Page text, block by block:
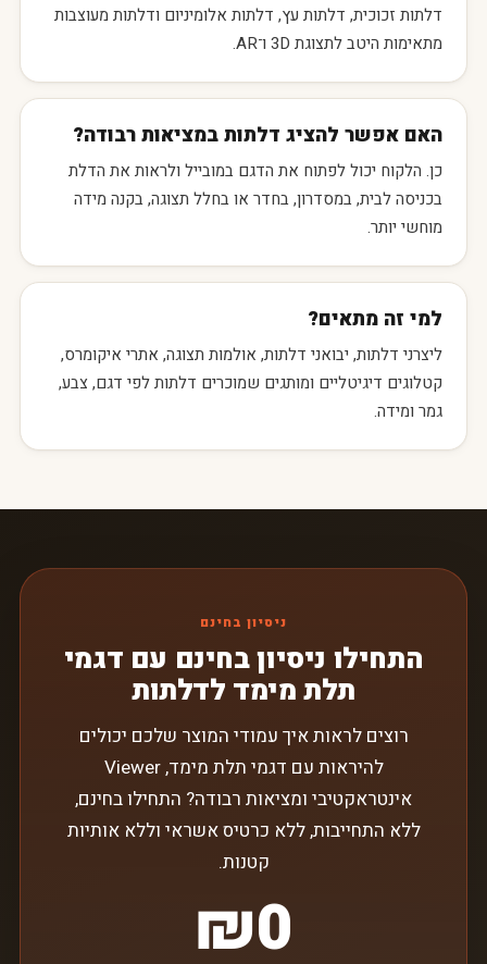
דלתות זכוכית, דלתות עץ, דלתות אלומיניום ודלתות מעוצבות
מתאימות היטב לתצוגת 3D ו־AR.
האם אפשר להציג דלתות במציאות רבודה?
כן. הלקוח יכול לפתוח את הדגם במובייל ולראות את הדלת
בכניסה לבית, במסדרון, בחדר או בחלל תצוגה, בקנה מידה
מוחשי יותר.
למי זה מתאים?
ליצרני דלתות, יבואני דלתות, אולמות תצוגה, אתרי איקומרס,
קטלוגים דיגיטליים ומותגים שמוכרים דלתות לפי דגם, צבע,
גמר ומידה.
ניסיון בחינם
התחילו ניסיון בחינם עם דגמי
תלת מימד לדלתות
רוצים לראות איך עמודי המוצר שלכם יכולים
להיראות עם דגמי תלת מימד, Viewer
אינטראקטיבי ומציאות רבודה? התחילו בחינם,
ללא התחייבות, ללא כרטיס אשראי וללא אותיות
קטנות.
₪0